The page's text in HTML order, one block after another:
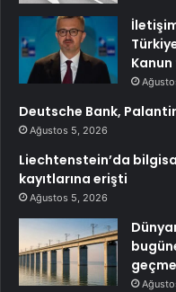
Deutsche Bank,
Ağustos 5, 2026
Liechtenstein’da
kayıtlarına erişti
Ağustos 5, 2026